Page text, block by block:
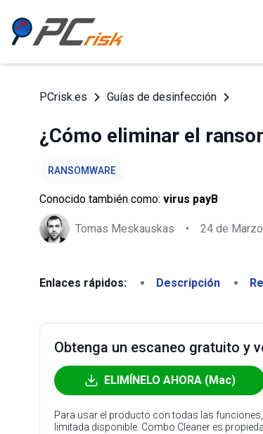
PCrisk.es Guías de desinfección
¿Cómo eliminar el
RANSOMWARE
Conocido también como: virus payB
Tomas Meskauskas • 24 de
Enlaces rápidos: Descripción
Obtenga un escaneo gratuito y
ELIMÍNELO AHORA (Mac)
Para usar el producto con todas las
limitada disponible. Combo Cleaner es